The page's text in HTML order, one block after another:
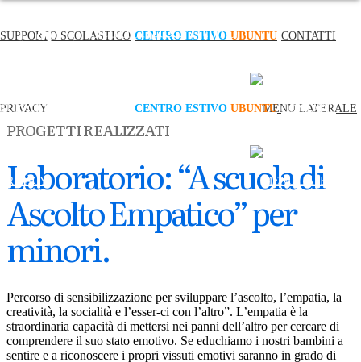
SUPPORTO SCOLASTICO CENTRO ESTIVO UBUNTU CONTATTI
PRIVACY
SUPPORTO SCOLASTICO CENTRO ESTIVO UBUNTU CONTATTI
PRIVACY
PROGETTI REALIZZATI
Laboratorio: “A scuola di
Ascolto Empatico” per
minori.
Percorso di sensibilizzazione per sviluppare l’ascolto, l’empatia, la
creatività, la socialità e l’esser-ci con l’altro”. L’empatia è la
straordinaria capacità di mettersi nei panni dell’altro per cercare di
comprendere il suo stato emotivo. Se educhiamo i nostri bambini a
sentire e a riconoscere i propri vissuti emotivi saranno in grado di